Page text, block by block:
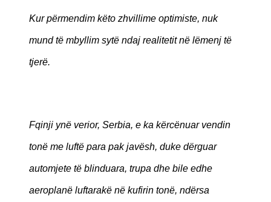
Kur përmendim këto zhvillime optimiste, nuk
mund të mbyllim sytë ndaj realitetit në lëmenj të
tjerë.
Fqinji ynë verior, Serbia, e ka kërcënuar vendin
tonë me luftë para pak javësh, duke dërguar
automjete të blinduara, trupa dhe bile edhe
aeroplanë luftarakë në kufirin tonë, ndërsa